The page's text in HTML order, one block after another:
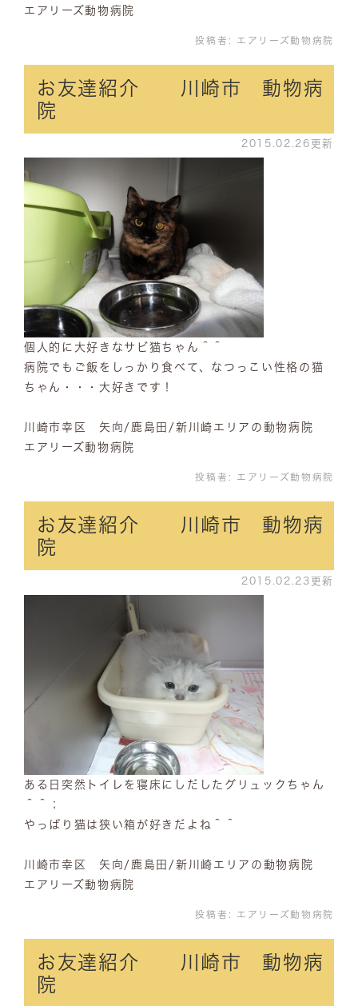
エアリーズ動物病院
投稿者: エアリーズ動物病院
お友達紹介 川崎市 動物病
院
2015.02.26更新
個人的に大好きなサビ猫ちゃん＾＾
病院でもご飯をしっかり食べて、なつっこい性格の猫
ちゃん・・・大好きです！
川崎市幸区 矢向/鹿島田/新川崎エリアの動物病院
エアリーズ動物病院
投稿者: エアリーズ動物病院
お友達紹介 川崎市 動物病
院
2015.02.23更新
ある日突然トイレを寝床にしだしたグリュックちゃん
＾＾；
やっぱり猫は狭い箱が好きだよね＾＾
川崎市幸区 矢向/鹿島田/新川崎エリアの動物病院
エアリーズ動物病院
投稿者: エアリーズ動物病院
お友達紹介 川崎市 動物病
院